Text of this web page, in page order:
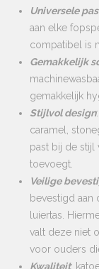
Universele
aan elke
compatibel is
Gemakkelijk
gemakkelijk
Stijlvol design
caramel,
past bij de stijl
toevoegt.
Veilige
bevestigd aan
luiertas.
valt deze niet
voor ouders
Kwaliteit: